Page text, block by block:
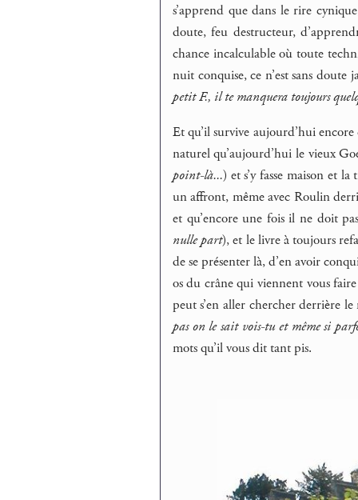
s’apprend que dans le rire
doute, feu destructeur,
chance incalculable où toute
nuit conquise, ce n’est sans doute
petit F., il te manquera toujours
Et qu’il survive aujourd’hui
naturel qu’aujourd’hui le vieux
point-là...) et s’y fasse maison et
un affront, même avec Roulin
et qu’encore une fois il ne doit
nulle part), et le livre à toujours
de se présenter là, d’en avoir
os du crâne qui viennent vous
peut s’en aller chercher derrière
pas on le sait vois-tu et même si
mots qu’il vous dit tant pis.